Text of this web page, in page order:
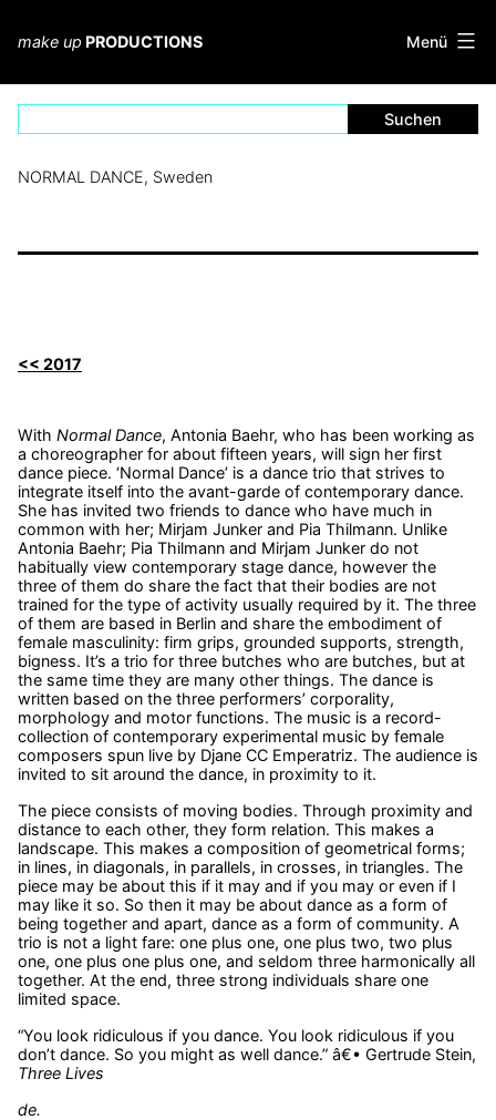
springen
make up PRODUCTIONS Menü
NORMAL DANCE, Sweden
<< 2017
With Normal Dance, Antonia Baehr, who has been working as
a choreographer for about fifteen years, will sign her first
dance piece. ‘Normal Dance’ is a dance trio that strives to
integrate itself into the avant-garde of contemporary dance.
She has invited two friends to dance who have much in
common with her; Mirjam Junker and Pia Thilmann. Unlike
Antonia Baehr; Pia Thilmann and Mirjam Junker do not
habitually view contemporary stage dance, however the
three of them do share the fact that their bodies are not
trained for the type of activity usually required by it. The three
of them are based in Berlin and share the embodiment of
female masculinity: firm grips, grounded supports, strength,
bigness. It’s a trio for three butches who are butches, but at
the same time they are many other things. The dance is
written based on the three performers’ corporality,
morphology and motor functions. The music is a record-
collection of contemporary experimental music by female
composers spun live by Djane CC Emperatriz. The audience is
invited to sit around the dance, in proximity to it.
The piece consists of moving bodies. Through proximity and
distance to each other, they form relation. This makes a
landscape. This makes a composition of geometrical forms;
in lines, in diagonals, in parallels, in crosses, in triangles. The
piece may be about this if it may and if you may or even if I
may like it so. So then it may be about dance as a form of
being together and apart, dance as a form of community. A
trio is not a light fare: one plus one, one plus two, two plus
one, one plus one plus one, and seldom three harmonically all
together. At the end, three strong individuals share one
limited space.
“You look ridiculous if you dance. You look ridiculous if you
don’t dance. So you might as well dance.” â€• Gertrude Stein,
Three Lives
de.